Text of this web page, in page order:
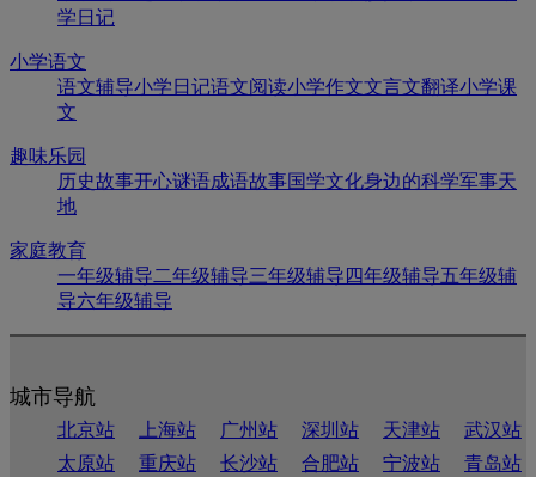
学日记
小学语文
语文辅导小学日记语文阅读小学作文文言文翻译小学课
文
趣味乐园
历史故事开心谜语成语故事国学文化身边的科学军事天
地
家庭教育
一年级辅导二年级辅导三年级辅导 四年级辅导五年级辅
导六年级辅导
城市导航
北京站 上海站 广州站 深圳站 天津站
武汉站
太原站
重庆站 长沙站 合肥站 宁波站 青岛站